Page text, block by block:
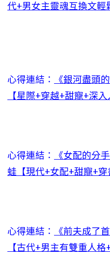
代+男女主靈魂互換文輕
心得連結：
《銀河盡頭
【星際+穿越+甜寵+深入
心得連結：
《女配的分
蛙【現代+女配+甜寵+穿
心得連結：
《前夫成了
【古代+男主有雙重人格